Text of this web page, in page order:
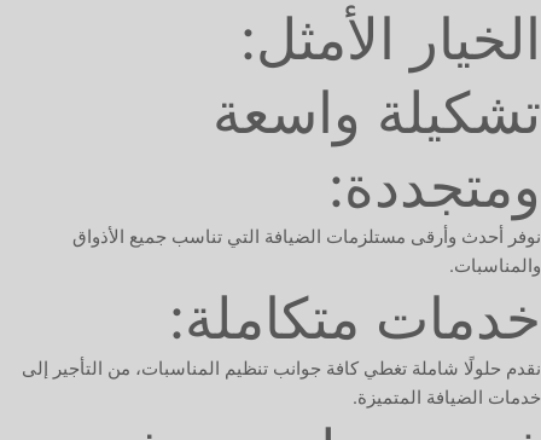
الخيار الأمثل:
تشكيلة واسعة
ومتجددة:
نوفر أحدث وأرقى مستلزمات الضيافة التي تناسب جميع الأذواق
والمناسبات.
خدمات متكاملة:
نقدم حلولًا شاملة تغطي كافة جوانب تنظيم المناسبات، من التأجير إلى
خدمات الضيافة المتميزة.